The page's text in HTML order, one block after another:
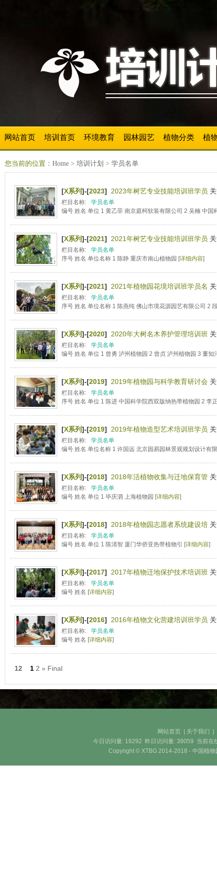
网站首页 培训首页 环境教育 园林园艺 植物分类 植
您当前的位置： Home > 培训计划 > 学员名单
[X系列]-[2023] 2023年树艺专业技能培训班学员
栏目名称:
学员名单
编号 姓名 单位 1 黄乙菲 南京庭柯软装有限公司 2 吴楠 中国
[X系列]-[2021] 2021年树艺专业技能培训班学员
栏目名称:
学员名单
序号 姓名 单位名称 1 陈静 重庆市南山植物园 [详细内容]
[X系列]-[2021] 2021年植物园花境培训班学员名
栏目名称:
学员名单
序号 姓名 单位名称 1 陈燕纯 佛山市境花源园艺有限公司 2
[X系列]-[2020] 2020年大树名木养护管理培训班
栏目名称:
学员名单
编号 姓名 单位 1 曾勇 泸州植物园 2 曾贞 泸州植物园 3 董知
[X系列]-[2019] 2019年植物园与科学教育研讨会
栏目名称:
学员名单
序号 姓名 单位 1 陈进 中国科学院西双版纳热带植物园 2 李
[X系列]-[2019] 2019年植物造型艺术培训班学员
栏目名称:
学员名单
编号 姓名 单位名称 1 许国远 北京园易园林景观规划设计有
[X系列]-[2018] 2018年活植物收集与迁地保育管
栏目名称:
学员名单
编号 姓名 单位 1 毕庆泗 上海植物园 [详细内容]
[X系列]-[2018] 2018年植物园志愿者系统建设培
栏目名称:
学员名单
编号 姓名 单位 1 陈清智 厦门华侨亚热带植物引 [详细内容]
[X系列]-[2017] 2017年植物迁地保护技术培训班
栏目名称:
学员名单
编号 姓名 [详细内容]
[X系列]-[2016] 2016年植物文化营建培训班学员
栏目名称:
学员名单
编号 姓名 [详细内容]
12 1 2 » Final
网站首页 关于我们
今日访问量: 19292 昨日访问量:39059 当前在
Copyright © XTBG 2014-2018 - 中国